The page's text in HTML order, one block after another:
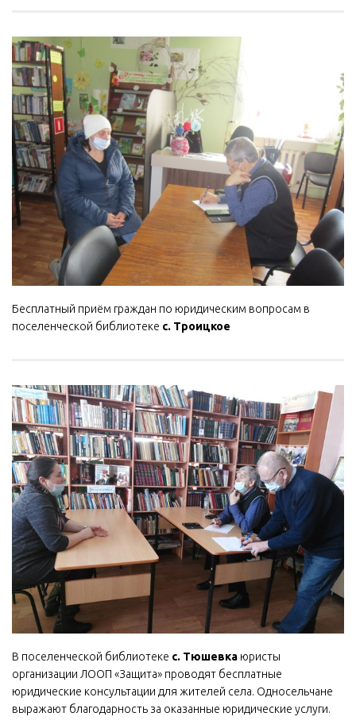
Бесплатный приём граждан по юридическим вопросам в
поселенческой библиотеке с. Троицкое
В поселенческой библиотеке с. Тюшевка юристы
организации ЛООП «Защита» проводят бесплатные
юридические консультации для жителей села. Односельчане
выражают благодарность за оказанные юридические услуги.